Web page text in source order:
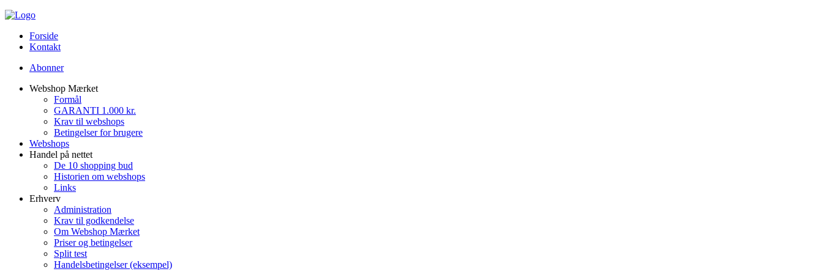
Forside
Kontakt
Abonner
Webshop Mærket
Formål
GARANTI 1.000 kr.
Krav til webshops
Betingelser for brugere
Webshops
Handel på nettet
De 10 shopping bud
Historien om webshops
Links
Erhverv
Administration
Krav til godkendelse
Om Webshop Mærket
Priser og betingelser
Split test
Handelsbetingelser (eksempel)